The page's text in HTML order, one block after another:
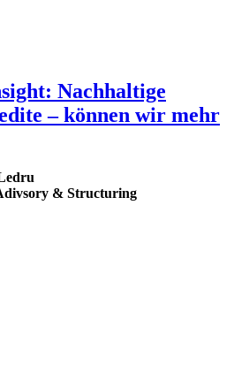
Nachhaltige
– können wir mehr
& Structuring